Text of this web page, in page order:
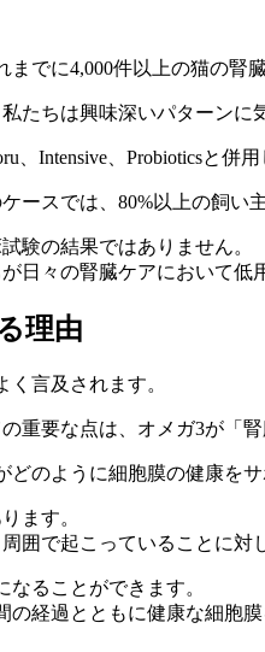
までに4,000件以上の猫の腎
たちは興味深いパターンに
、Intensive、Probioticsと
ースでは、80%以上の飼い
験の結果ではありません。
日々の腎臓ケアにおいて低
理由
く言及されます。
重要な点は、オメガ3が「
どのように細胞膜の健康を
ます。
囲で起こっていることに対
なることができます。
の経過とともに健康な細胞